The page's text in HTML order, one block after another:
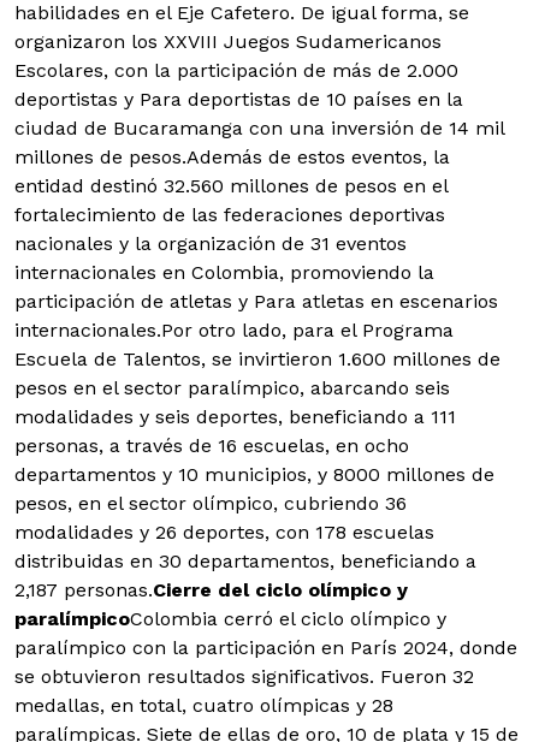
habilidades en el Eje Cafetero. De igual forma, se
organizaron los XXVIII Juegos Sudamericanos
Escolares, con la participación de más de 2.000
deportistas y Para deportistas de 10 países en la
ciudad de Bucaramanga con una inversión de 14 mil
millones de pesos.Además de estos eventos, la
entidad destinó 32.560 millones de pesos en el
fortalecimiento de las federaciones deportivas
nacionales y la organización de 31 eventos
internacionales en Colombia, promoviendo la
participación de atletas y Para atletas en escenarios
internacionales.Por otro lado, para el Programa
Escuela de Talentos, se invirtieron 1.600 millones de
pesos en el sector paralímpico, abarcando seis
modalidades y seis deportes, beneficiando a 111
personas, a través de 16 escuelas, en ocho
departamentos y 10 municipios, y 8000 millones de
pesos, en el sector olímpico, cubriendo 36
modalidades y 26 deportes, con 178 escuelas
distribuidas en 30 departamentos, beneficiando a
2,187 personas.Cierre del ciclo olímpico y
paralímpicoColombia cerró el ciclo olímpico y
paralímpico con la participación en París 2024, donde
se obtuvieron resultados significativos. Fueron 32
medallas, en total, cuatro olímpicas y 28
paralímpicas. Siete de ellas de oro, 10 de plata y 15 de